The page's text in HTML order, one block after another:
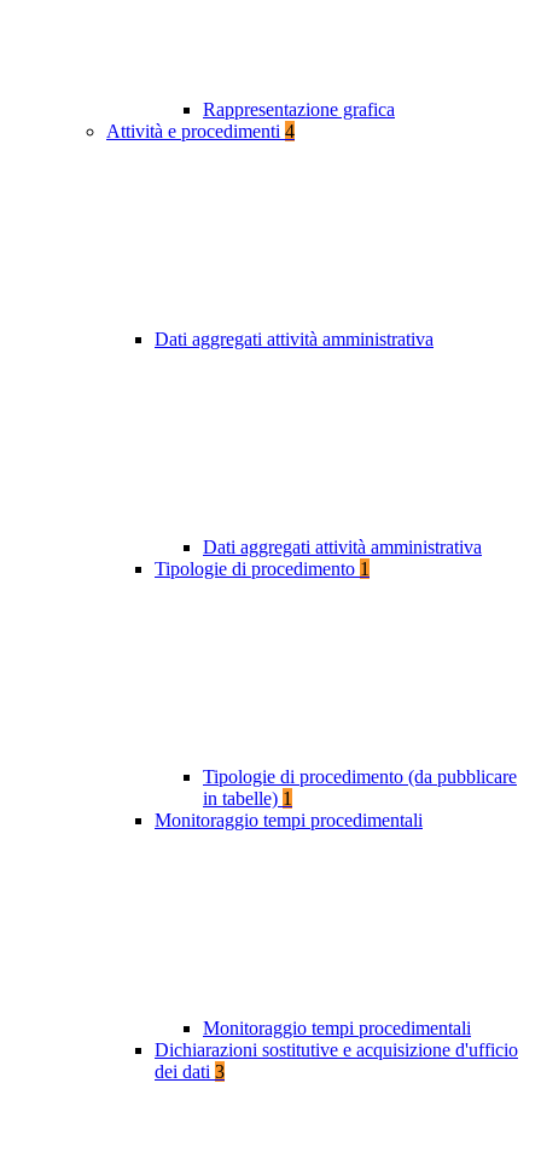
Rappresentazione grafica
Attività e procedimenti 4
Dati aggregati attività amministrativa
Dati aggregati attività amministrativa
Tipologie di procedimento 1
Tipologie di procedimento (da pubblicare
in tabelle) 1
Monitoraggio tempi procedimentali
Monitoraggio tempi procedimentali
Dichiarazioni sostitutive e acquisizione d'ufficio
dei dati 3